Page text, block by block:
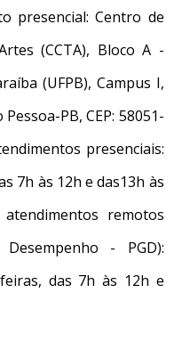
presencial: Centro de
(CCTA), Bloco A -
(UFPB), Campus I,
PB, CEP: 58051-
presenciais:
7h às 12h e das13h às
remotos
- PGD):
das 7h às 12h e